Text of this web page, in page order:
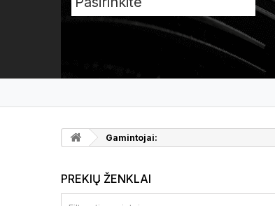
Gamintojai:
PREKIŲ ŽENKLAI